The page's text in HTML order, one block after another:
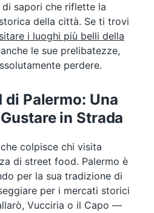
di sapori che riflette la
della città. Se ti trovi
i luoghi più belli della
le sue prelibatezze,
perdere.
di Palermo: Una
in Strada
colpisce chi visita
di street food. Palermo è
per la sua tradizione di
per i mercati storici
Vucciria o il Capo —